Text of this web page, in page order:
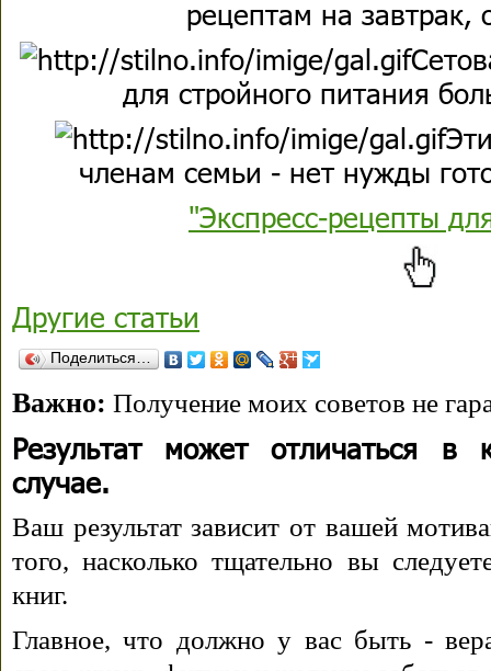
рецептам на завтрак,
для стройного питания
членам семьи - нет нужды
"Экспресс-рецепты
Другие статьи
Поделиться…
Важно: Получение моих советов не
Результат может отличаться в
случае.
Ваш результат зависит от вашей
того, насколько тщательно вы
книг.
Главное, что должно у вас быть -